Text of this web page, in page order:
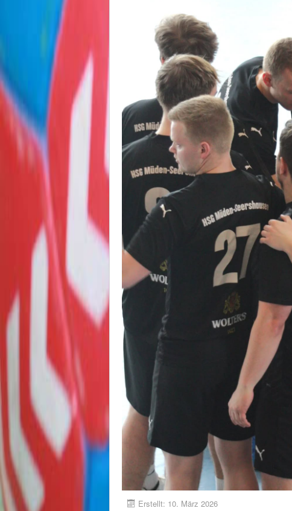
Erstellt: 10. März 2026